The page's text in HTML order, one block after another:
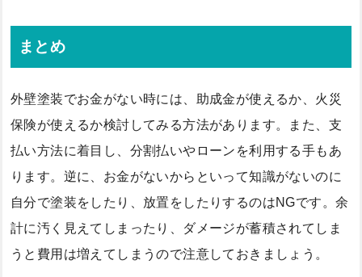
まとめ
外壁塗装でお金がない時には、助成金が使えるか、火災
保険が使えるか検討してみる方法があります。また、支
払い方法に着目し、分割払いやローンを利用する手もあ
ります。逆に、お金がないからといって知識がないのに
自分で塗装をしたり、放置をしたりするのはNGです。余
計に汚く見えてしまったり、ダメージが蓄積されてしま
うと費用は増えてしまうので注意しておきましょう。